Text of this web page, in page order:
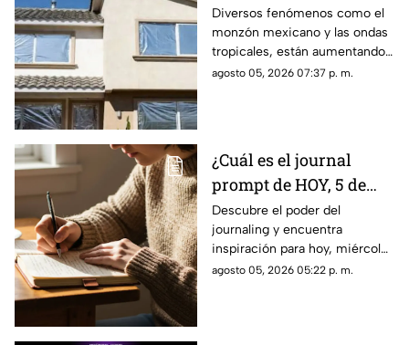
con papel aluminio,
esto explica la ciencia
Diversos fenómenos como el
monzón mexicano y las ondas
tropicales, están aumentando
las temperaturas en todo el
agosto 05, 2026 07:37 p. m.
¿Cuál es el journal
prompt de HOY, 5 de
agosto de 2026? Utiliza
este texto para escribir
en tu diario y
reflexionar sobre tu día
Descubre el poder del
journaling y encuentra
inspiración para hoy, miércoles
5 de agosto de 2026. Un
agosto 05, 2026 05:22 p. m.